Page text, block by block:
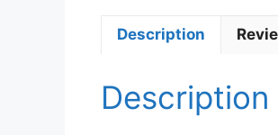
Description
Description